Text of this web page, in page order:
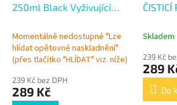
250ml Black Vyživující
Momentálně nedostupné "Lze
hlídat opětovné naskladnění"
(přes tlačítko "HLÍDAT" viz. níže)
239 Kč bez DPH
289 Kč
ČISTICÍ
Skladem
239 Kč
289
Do